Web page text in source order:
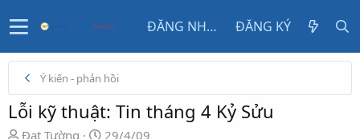
ĐĂNG NHẬP ĐĂNG KÝ
Ý kiến - phản hồi
Lỗi kỹ thuật: Tin tháng 4 Kỷ Sửu
N
Đạt Tường
N
29/4/09